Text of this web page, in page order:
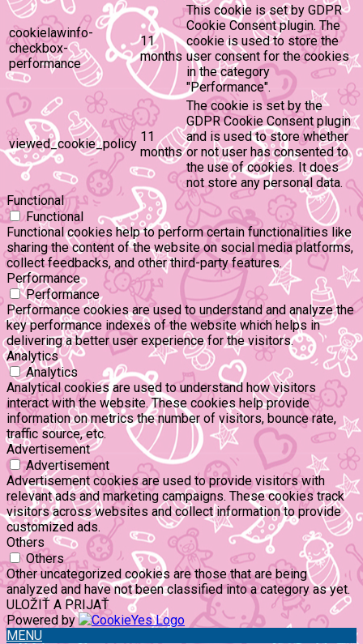
cookielawinfo-
checkbox-
performance
11
months
This cookie is set by GDPR
Cookie Consent plugin. The
cookie is used to store the
user consent for the cookies
in the category
"Performance".
viewed_cookie_policy 11
months
The cookie is set by the
GDPR Cookie Consent plugin
and is used to store whether
or not user has consented to
the use of cookies. It does
not store any personal data.
Functional
Functional
Functional cookies help to perform certain functionalities like
sharing the content of the website on social media platforms,
collect feedbacks, and other third-party features.
Performance
Performance
Performance cookies are used to understand and analyze the
key performance indexes of the website which helps in
delivering a better user experience for the visitors.
Analytics
Analytics
Analytical cookies are used to understand how visitors
interact with the website. These cookies help provide
information on metrics the number of visitors, bounce rate,
traffic source, etc.
Advertisement
Advertisement
Advertisement cookies are used to provide visitors with
relevant ads and marketing campaigns. These cookies track
visitors across websites and collect information to provide
customized ads.
Others
Others
Other uncategorized cookies are those that are being
analyzed and have not been classified into a category as yet.
ULOŽIŤ A PRIJAŤ
Powered by
MENU